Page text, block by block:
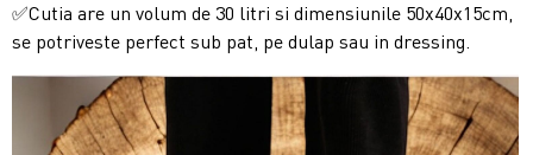
✅Cutia are un volum de 30 litri si dimensiunile 50x40x15cm,
se potriveste perfect sub pat, pe dulap sau in dressing.